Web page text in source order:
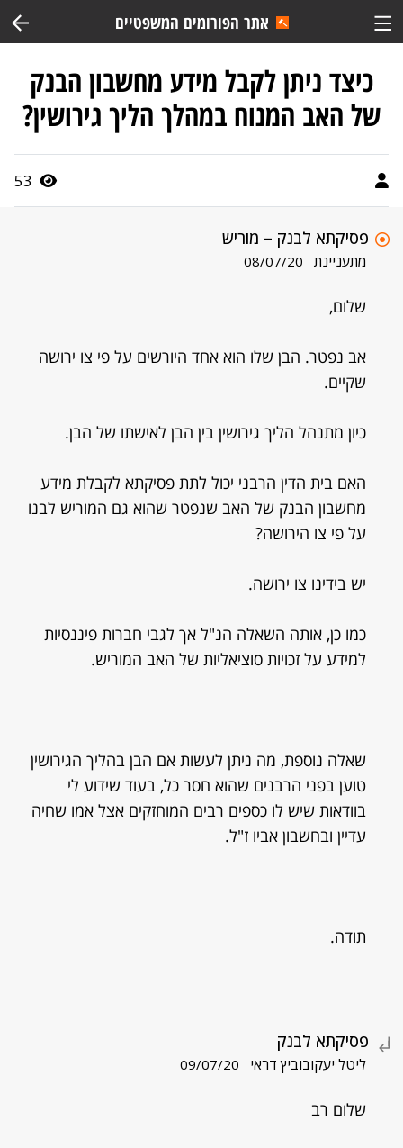
אתר הפורומים המשפטיים
כיצד ניתן לקבל מידע מחשבון הבנק
של האב המנוח במהלך הליך גירושין?
53
פסיקתא לבנק – מוריש
מתעניינת 08/07/20
שלום,
אב נפטר. הבן שלו הוא אחד היורשים על פי צו ירושה
שקיים.
כיון מתנהל הליך גירושין בין הבן לאישתו של הבן.
האם בית הדין הרבני יכול לתת פסיקתא לקבלת מידע
מחשבון הבנק של האב שנפטר שהוא גם המוריש לבנו
על פי צו הירושה?
יש בידינו צו ירושה.
כמו כן, אותה השאלה הנ"ל אך לגבי חברות פיננסיות
למידע על זכויות סוציאליות של האב המוריש.
שאלה נוספת, מה ניתן לעשות אם הבן בהליך הגירושין
טוען בפני הרבנים שהוא חסר כל, בעוד שידוע לי
בוודאות שיש לו כספים רבים המוחזקים אצל אמו שחיה
עדיין ובחשבון אביו ז"ל.
תודה.
פסיקתא לבנק
ליטל יעקובוביץ דראי 09/07/20
שלום רב